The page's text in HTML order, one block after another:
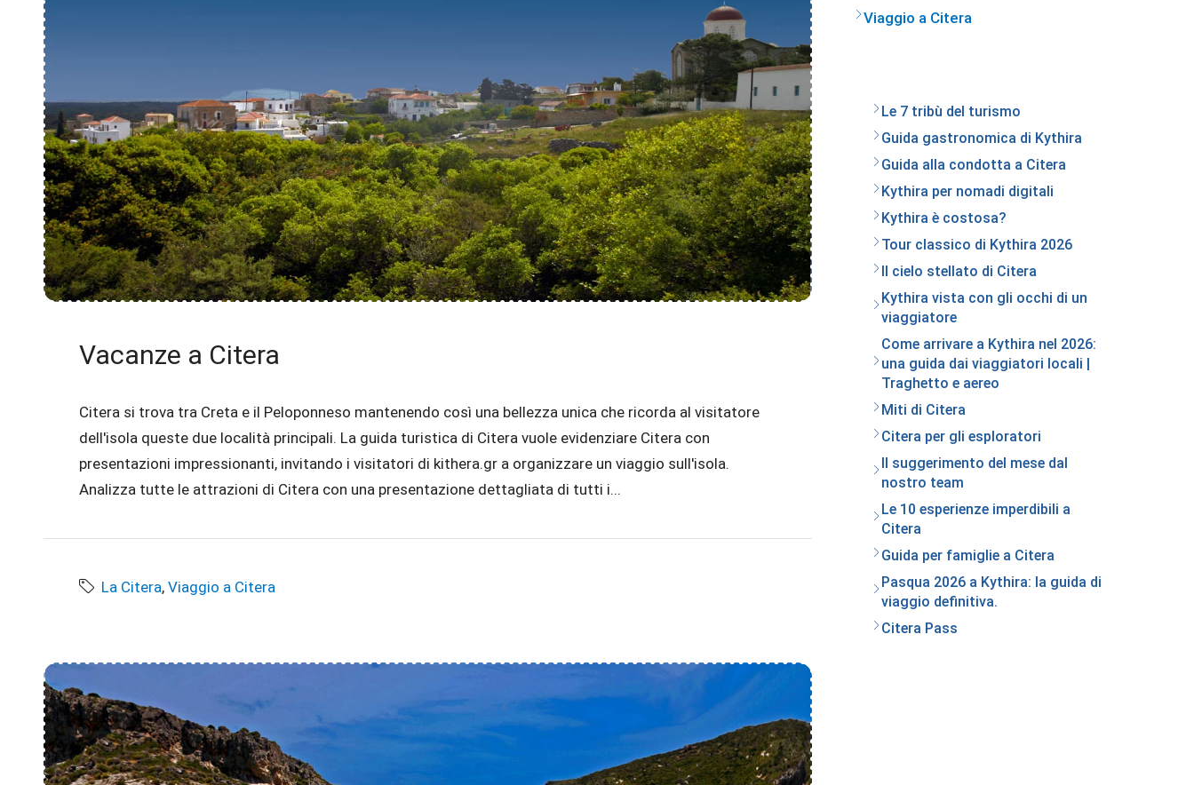
Vacanze a Citera
Citera si trova tra Creta e il Peloponneso mantenendo così una bellezza unica che ricorda al visitatore
dell'isola queste due località principali. La guida turistica di Citera vuole evidenziare Citera con
presentazioni impressionanti, invitando i visitatori di kithera.gr a ​​organizzare un viaggio sull'isola.
Analizza tutte le attrazioni di Citera con una presentazione dettagliata di tutti i...
La Citera, Viaggio a Citera
Viaggio a Citera
Le 7 tribù del turismo
Guida gastronomica di Kythira
Guida alla condotta a Citera
Kythira per nomadi digitali
Kythira è costosa?
Tour classico di Kythira 2026
Il cielo stellato di Citera
Kythira vista con gli occhi di un
viaggiatore
Come arrivare a Kythira nel 2026:
una guida dai viaggiatori locali |
Traghetto e aereo
Miti di Citera
Citera per gli esploratori
Il suggerimento del mese dal
nostro team
Le 10 esperienze imperdibili a
Citera
Guida per famiglie a Citera
Pasqua 2026 a Kythira: la guida di
viaggio definitiva.
Citera Pass